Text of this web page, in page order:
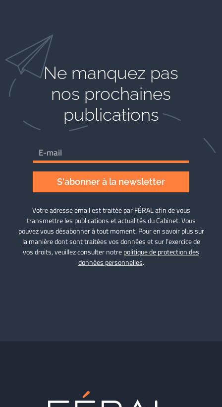
Ne manquez pas
nos prochaines
publications
S'abonner à la newsletter
Votre adresse email est traitée par FÉRAL afin de vous
transmettre les publications et actualités du Cabinet. Vous
pouvez vous désabonner à tout moment. Pour en savoir plus sur
la manière dont sont traitées vos données et sur l’exercice de
vos droits, veuillez consulter notrepolitique de protection des
données personnelles.